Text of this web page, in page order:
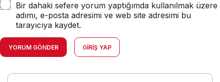
Bir dahaki sefere yorum yaptığımda kullanılmak üzere
adımı, e-posta adresimi ve web site adresimi bu
tarayıcıya kaydet.
YORUM GÖNDER GIRIŞ YAP